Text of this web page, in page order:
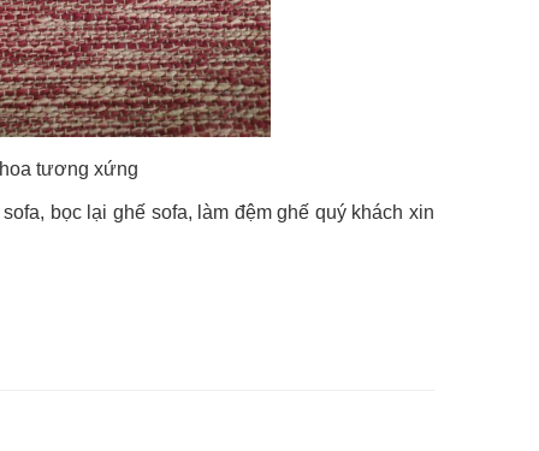
tương xứng
bọc lại ghế sofa, làm đệm ghế quý khách xin